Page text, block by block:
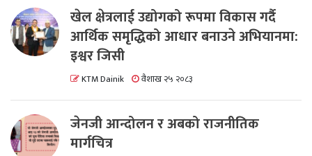
खेल क्षेत्रलाई उद्योगको रूपमा विकास गर्दै
आर्थिक समृद्धिको आधार बनाउने अभियानमा:
इश्वर जिसी
KTM Dainik वैशाख २५ २०८३
जेनजी आन्दोलन र अबको राजनीतिक
मार्गचित्र